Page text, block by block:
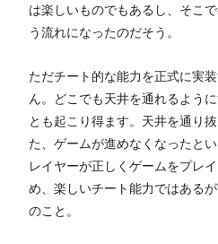
は楽しいものでもあるし、そこ
う流れになったのだそう。
ただチート的な能力を正式に実
ん。どこでも天井を通れるよう
とも起こり得ます。天井を通り
た、ゲームが進めなくなったと
レイヤーが正しくゲームをプレ
め、楽しいチート能力ではある
のこと。